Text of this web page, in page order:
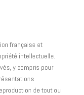
française et
intellectuelle.
y compris pour
de tout ou